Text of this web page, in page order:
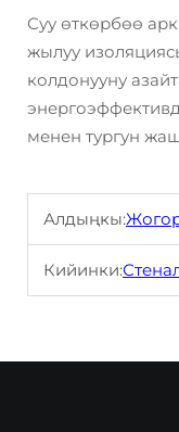
Суу өткөрбөө
жылуу
колдонууну
менен тургун
Алдыңкы:Жогорку
Кийинки:Стеналарга